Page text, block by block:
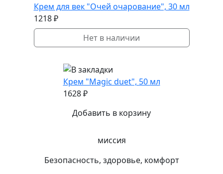
Крем для век "Очей очарование", 30 мл
1218 ₽
Нет в наличии
Крем "Magic duet", 50 мл
1628 ₽
Добавить в корзину
миссия
Безопасность, здоровье, комфорт